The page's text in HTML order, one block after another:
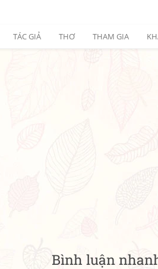
TÁC GIẢ THƠ THAM GIA
Bình luận